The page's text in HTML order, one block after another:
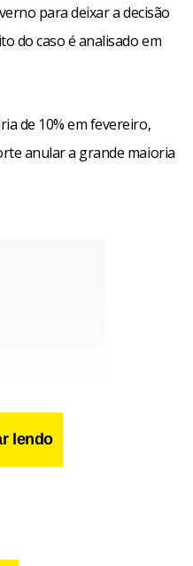
para deixar a decisão
do caso é analisado em
de 10% em fevereiro,
anular a grande maioria
lendo